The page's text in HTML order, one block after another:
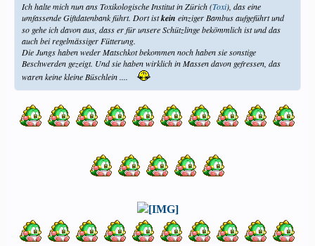
Ich halte mich nun ans Toxikologische Institut in Zürich (Toxi), das eine
umfassende Giftdatenbank führt. Dort istkein einziger Bambus aufgeführt und
so gehe ich davon aus, dass er für unsere Schützlinge bekömmlich ist und das
auch bei regelmässiger Fütterung.
Die Jungs haben weder Matschkot bekommen noch haben sie sonstige
Beschwerden gezeigt. Und sie haben wirklich in Massen davon gefressen, das
waren keine kleine Büschlein ....